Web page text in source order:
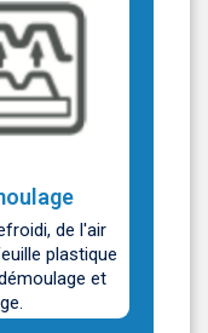
de l'air
plastique
et